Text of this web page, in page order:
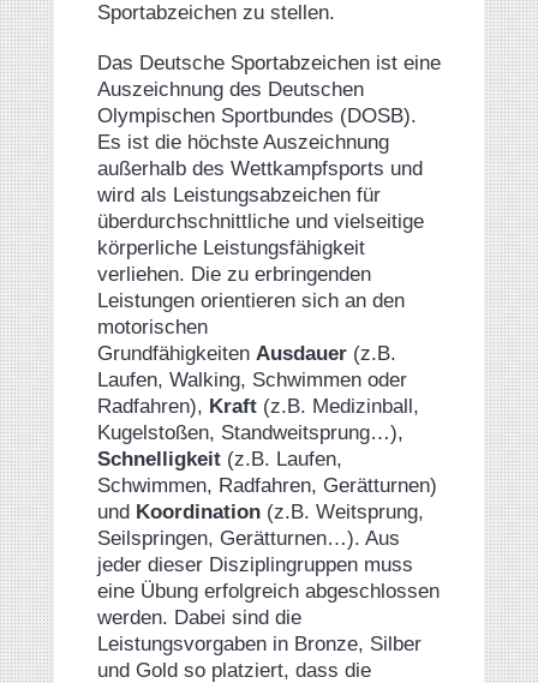
Sportabzeichen zu stellen.
Das Deutsche Sportabzeichen ist eine
Auszeichnung des Deutschen
Olympischen Sportbundes (DOSB).
Es ist die höchste Auszeichnung
außerhalb des Wettkampfsports und
wird als Leistungsabzeichen für
überdurchschnittliche und vielseitige
körperliche Leistungsfähigkeit
verliehen. Die zu erbringenden
Leistungen orientieren sich an den
motorischen
Grundfähigkeiten Ausdauer (z.B.
Laufen, Walking, Schwimmen oder
Radfahren), Kraft(z.B. Medizinball,
Kugelstoßen, Standweitsprung…),
Schnelligkeit (z.B. Laufen,
Schwimmen, Radfahren, Gerätturnen)
undKoordination (z.B. Weitsprung,
Seilspringen, Gerätturnen…). Aus
jeder dieser Disziplingruppen muss
eine Übung erfolgreich abgeschlossen
werden. Dabei sind die
Leistungsvorgaben in Bronze, Silber
und Gold so platziert, dass die